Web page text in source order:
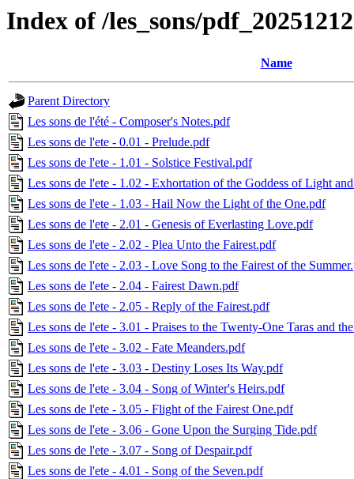
Index of /les_sons/pdf_20251212
Name
Parent Directory
Les sons de l'été - Composer's Notes.pdf
Les sons de l'ete - 0.01 - Prelude.pdf
Les sons de l'ete - 1.01 - Solstice Festival.pdf
Les sons de l'ete - 1.02 - Exhortation of the Goddess of Light
Les sons de l'ete - 1.03 - Hail Now the Light of the One.pdf
Les sons de l'ete - 2.01 - Genesis of Everlasting Love.pdf
Les sons de l'ete - 2.02 - Plea Unto the Fairest.pdf
Les sons de l'ete - 2.03 - Love Song to the Fairest of the
Les sons de l'ete - 2.04 - Fairest Dawn.pdf
Les sons de l'ete - 2.05 - Reply of the Fairest.pdf
Les sons de l'ete - 3.01 - Praises to the Twenty-One Taras and
Les sons de l'ete - 3.02 - Fate Meanders.pdf
Les sons de l'ete - 3.03 - Destiny Loses Its Way.pdf
Les sons de l'ete - 3.04 - Song of Winter's Heirs.pdf
Les sons de l'ete - 3.05 - Flight of the Fairest One.pdf
Les sons de l'ete - 3.06 - Gone Upon the Surging Tide.pdf
Les sons de l'ete - 3.07 - Song of Despair.pdf
Les sons de l'ete - 4.01 - Song of the Seven.pdf